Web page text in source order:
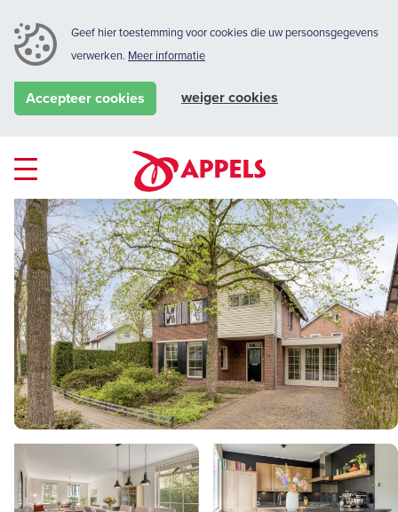
Geef hier toestemming voor cookies die uw persoonsgegevens
verwerken. Meer informatie
Accepteer cookies weiger cookies